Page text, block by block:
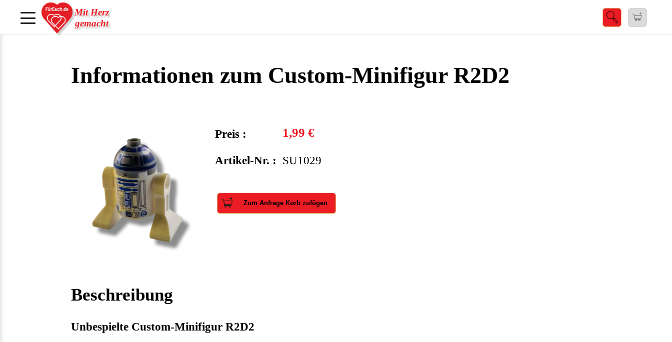
Mit Herz
gemacht
Informationen zum Custom-Minifigur R2D2
Preis : 1,99 €
Artikel-Nr. : SU1029
Zum Anfrage Korb zufügen
Beschreibung
Unbespielte Custom-Minifigur R2D2